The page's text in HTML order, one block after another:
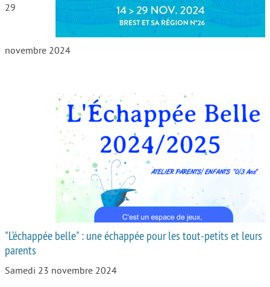
Face au handicap
Face au deuil
Aide aux parents
Place aux grands-parents
29
novembre 2024
"L’échappée belle" : une échappée pour les tout-petits et leurs
parents
Samedi 23 novembre 2024